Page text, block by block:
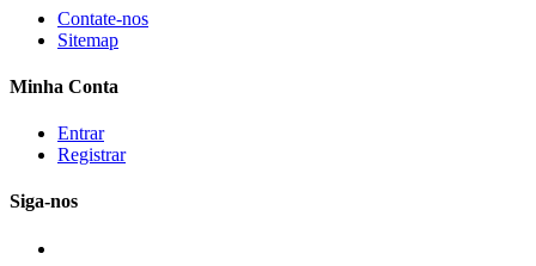
Contate-nos
Sitemap
Minha Conta
Entrar
Registrar
Siga-nos